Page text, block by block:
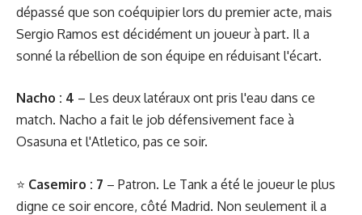
dépassé que son coéquipier lors du premier acte, mais
Sergio Ramos est décidément un joueur à part. Il a
sonné la rébellion de son équipe en réduisant l'écart.
Nacho : 4 – Les deux latéraux ont pris l'eau dans ce
match. Nacho a fait le job défensivement face à
Osasuna et l'Atletico, pas ce soir.
⭐ Casemiro : 7 – Patron. Le Tank a été le joueur le plus
digne ce soir encore, côté Madrid. Non seulement il a